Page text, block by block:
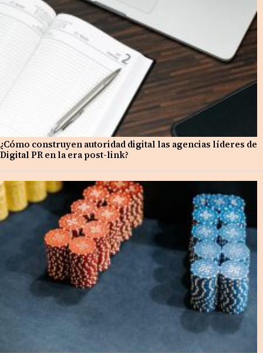
¿Cómo construyen autoridad digital las agencias líderes de
Digital PR en la era post-link?